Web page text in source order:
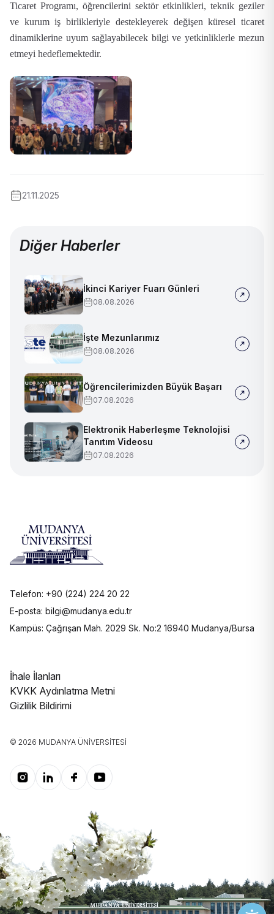
Ticaret Programı, öğrencilerini sektör etkinlikleri, teknik geziler
ve kurum iş birlikleriyle destekleyerek değişen küresel ticaret
dinamiklerine uyum sağlayabilecek bilgi ve yetkinliklerle mezun
etmeyi hedeflemektedir.
21.11.2025
Diğer Haberler
İkinci Kariyer Fuarı Günleri
08.08.2026
İşte Mezunlarımız
08.08.2026
Öğrencilerimizden Büyük Başarı
07.08.2026
Elektronik Haberleşme Teknolojisi
Tanıtım Videosu
07.08.2026
Telefon: +90 (224) 224 20 22
E-posta: bilgi@mudanya.edu.tr
Kampüs: Çağrışan Mah. 2029 Sk. No:2 16940 Mudanya/Bursa
İhale İlanları
KVKK Aydınlatma Metni
Gizlilik Bildirimi
© 2026 MUDANYA ÜNIVERSITESI